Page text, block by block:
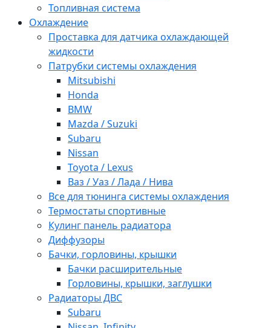
Топливная система
Охлаждение
Проставка для датчика охлаждающей
жидкости
Патрубки системы охлаждения
Mitsubishi
Honda
BMW
Mazda / Suzuki
Subaru
Nissan
Toyota / Lexus
Ваз / Уаз / Лада / Нива
Все для тюнинга системы охлаждения
Термостаты спортивные
Кулинг панель радиатора
Диффузоры
Бачки, горловины, крышки
Бачки расширительные
Горловины, крышки, заглушки
Радиаторы ДВС
Subaru